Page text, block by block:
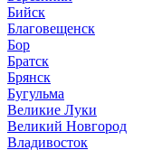
Бийск
Благовещенск
Бор
Братск
Брянск
Бугульма
Великие Луки
Великий Новгород
Владивосток